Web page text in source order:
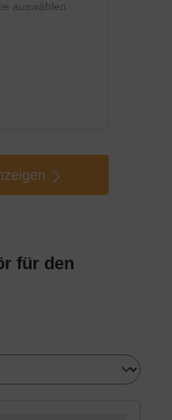
auswählen
für den